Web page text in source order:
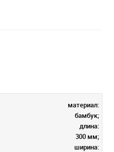
материал:
бамбук;
длина:
300 мм;
ширина: